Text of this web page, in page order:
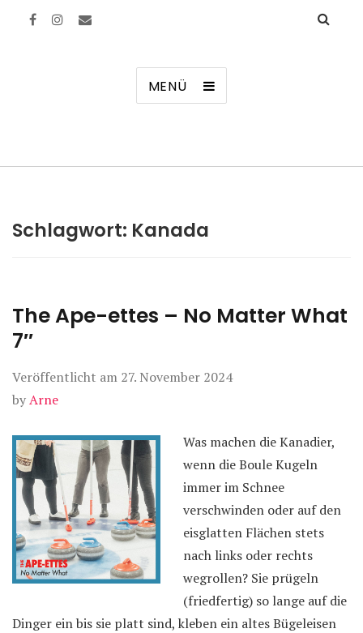
MENÜ
Schlagwort: Kanada
The Ape-ettes – No Matter What
7″
Veröffentlicht am 27. November 2024
byArne
Was machen die Kanadier,
wenn die Boule Kugeln
immer im Schnee
verschwinden oder auf den
eisglatten Flächen stets
nach links oder rechts
wegrollen? Sie prügeln
(friedfertig) so lange auf die
Dinger ein bis sie platt sind, kleben ein altes Bügeleisen